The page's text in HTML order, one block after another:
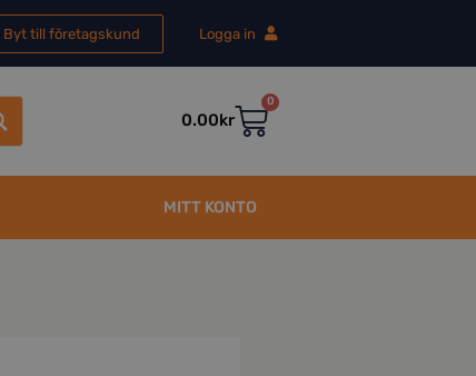
Byt till företagskund Logga in
0.00kr
0
MITT KONTO